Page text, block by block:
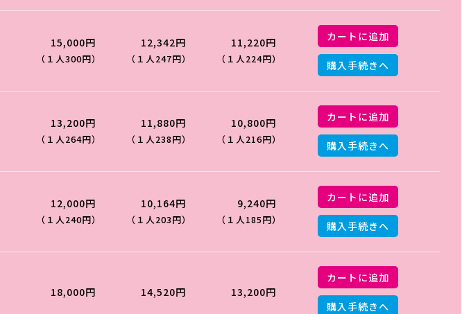
15,000円
（１人300円）
12,342円
（１人247円）
11,220円
（１人224円）
カートに追加
購入手続きへ
13,200円
（１人264円）
11,880円
（１人238円）
10,800円
（１人216円）
カートに追加
購入手続きへ
12,000円
（１人240円）
10,164円
（１人203円）
9,240円
（１人185円）
カートに追加
購入手続きへ
18,000円 14,520円 13,200円
カートに追加
購入手続きへ